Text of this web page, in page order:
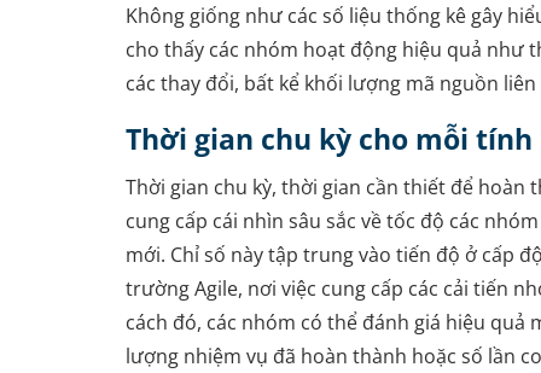
Không giống như các số liệu thống kê gây
cho thấy các nhóm hoạt động hiệu quả như
các thay đổi, bất kể khối lượng mã nguồn
Thời gian chu kỳ cho mỗi tính
Thời gian chu kỳ, thời gian cần thiết để hoàn
cung cấp cái nhìn sâu sắc về tốc độ các
mới. Chỉ số này tập trung vào tiến độ ở cấp
trường Agile, nơi việc cung cấp các cải tiến
cách đó, các nhóm có thể đánh giá hiệu quả
lượng nhiệm vụ đã hoàn thành hoặc số lần